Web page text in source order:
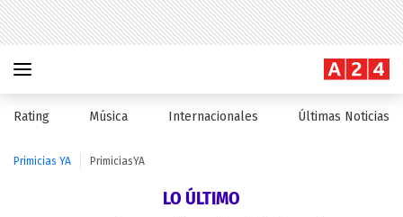
Rating Música Internacionales Últimas Noticias
Primicias YA PrimiciasYA
LO ÚLTIMO